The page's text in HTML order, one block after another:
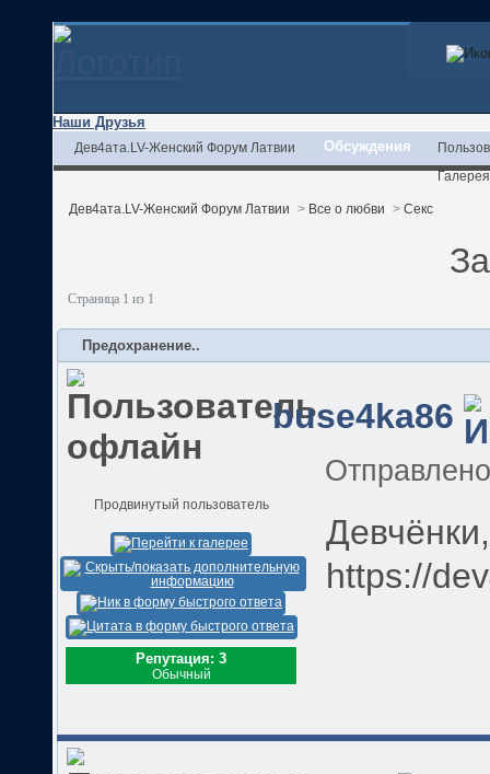
Наши Друзья
Дев4ата.LV-Женский Форум Латвии Обсуждения
Галерея
Дев4ата.LV-Женский Форум Латвии > Все о любви > Секс
Страница 1 из 1
Предохранение..
buse4ka86
Продвинутый пользователь
Репутация: 3
Обычный
https://